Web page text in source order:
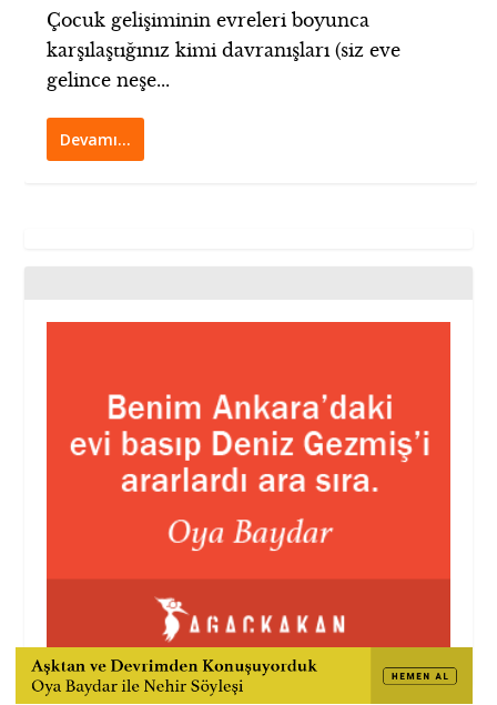
Çocuk gelişiminin evreleri boyunca
karşılaştığınız kimi davranışları (siz eve
gelince neşe...
Devamı…